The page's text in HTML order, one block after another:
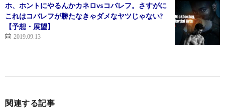
ホ、ホントにやるんかカネロvsコバレフ。さすがに
これはコバレフが勝たなきゃダメなヤツじゃない?
【予想・展望】
2019.09.13
関連する記事